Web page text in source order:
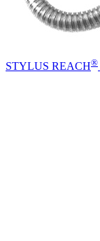
STYLUS REACH®